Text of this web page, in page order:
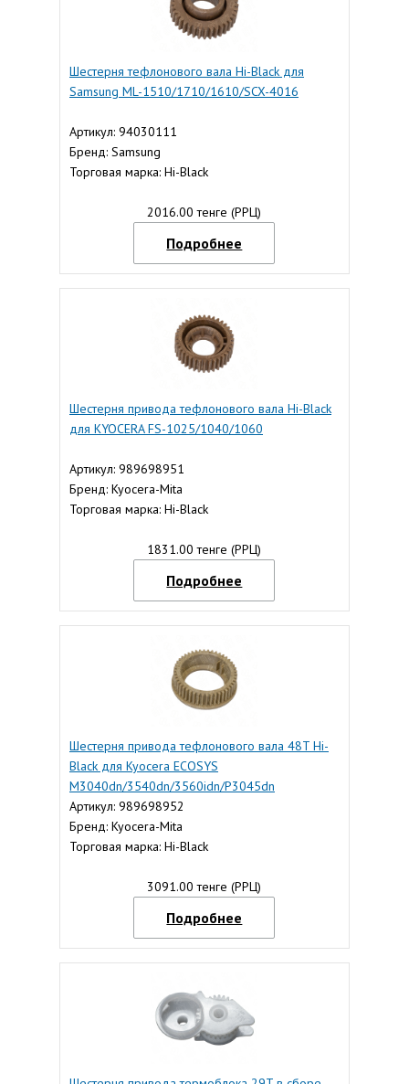
Шестерня тефлонового вала Hi-Black для
Samsung ML-1510/1710/1610/SCX-4016
Артикул: 94030111
Бренд: Samsung
Торговая марка: Hi-Black
2016.00 тенге (РРЦ)
Подробнее
Шестерня привода тефлонового вала Hi-Black
для KYOCERA FS-1025/1040/1060
Артикул: 989698951
Бренд: Kyocera-Mita
Торговая марка: Hi-Black
1831.00 тенге (РРЦ)
Подробнее
Шестерня привода тефлонового вала 48T Hi-
Black для Kyocera ECOSYS
M3040dn/3540dn/3560idn/P3045dn
Артикул: 989698952
Бренд: Kyocera-Mita
Торговая марка: Hi-Black
3091.00 тенге (РРЦ)
Подробнее